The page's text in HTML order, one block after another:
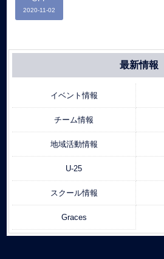
2020-11-02
最新情報
イベント情報
チーム情報
地域活動情報
U-25
スクール情報
Graces